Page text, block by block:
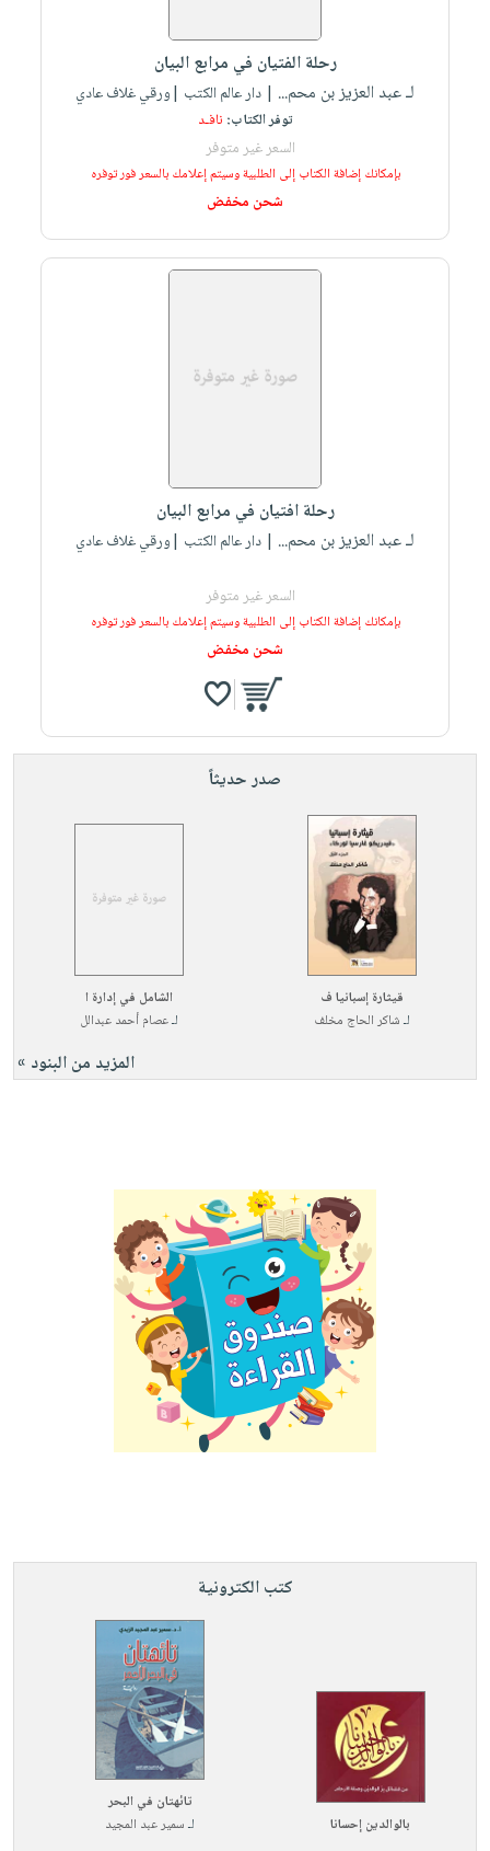
رحلة الفتيان في مرابع البيان
لـ عبد العزيز بن محم... | دار عالم الكتب |ورقي غلاف عادي
توفر الكتاب: نافـد
السعر غير متوفر
بإمكانك إضافة الكتاب إلى الطلبية وسيتم إعلامك بالسعر فور توفره
شحن مخفض
رحلة افتيان في مرابع البيان
لـ عبد العزيز بن محم... | دار عالم الكتب |ورقي غلاف عادي
السعر غير متوفر
بإمكانك إضافة الكتاب إلى الطلبية وسيتم إعلامك بالسعر فور توفره
شحن مخفض
صدر حديثاً
قيثارة إسبانيا ف
لـشاكر الحاج مخلف
الشامل في إدارة ا
لـعصام أحمد عبدالل
المزيد من البنود »
كتب الكترونية
بالوالدين إحسانا
تائهتان في البحر
لـسمير عبد المجيد